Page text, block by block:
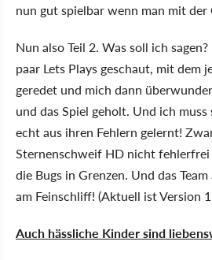
nun gut spielbar wenn man mit
Nun also Teil 2. Was soll ich
paar Lets Plays geschaut, mit dem
geredet und mich dann
und das Spiel geholt. Und ich muss
echt aus ihren Fehlern gelernt!
Sternenschweif HD nicht
die Bugs in Grenzen. Und das
am Feinschliff! (Aktuell ist Version
Auch hässliche Kinder sind